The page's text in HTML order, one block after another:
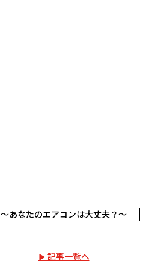
～あなたのエアコンは大丈夫？～
記事一覧へ